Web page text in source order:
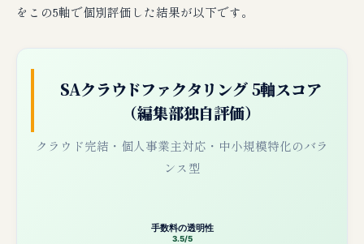
をこの5軸で個別評価した結果が以下です。
SAクラウドファクタリング 5軸スコア
（編集部独自評価）
クラウド完結・個人事業主対応・中小規模特化のバラ
ンス型
手数料の透明性
3.5/5